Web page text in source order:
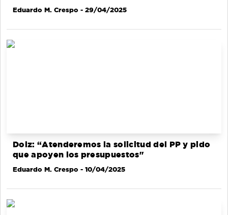
Eduardo M. Crespo - 29/04/2025
Dolz: “Atenderemos la solicitud del PP y pido
que apoyen los presupuestos"
Eduardo M. Crespo - 10/04/2025